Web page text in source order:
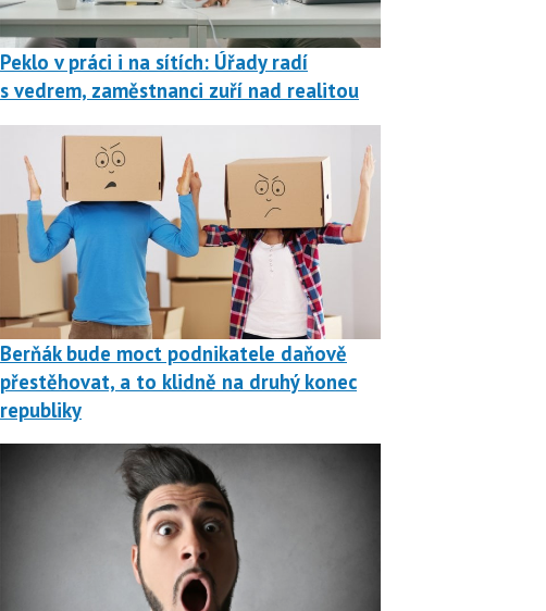
Peklo v práci i na sítích: Úřady radí
s vedrem, zaměstnanci zuří nad realitou
Berňák bude moct podnikatele daňově
přestěhovat, a to klidně na druhý konec
republiky